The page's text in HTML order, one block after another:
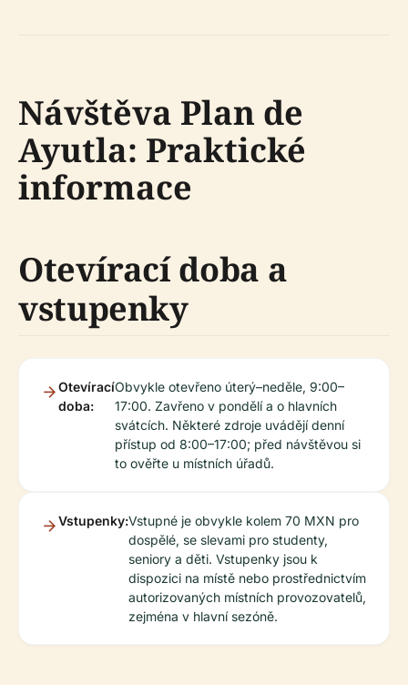
Návštěva Plan de
Ayutla: Praktické
informace
Otevírací doba a
vstupenky
Otevírací
doba:
Obvykle otevřeno úterý–neděle, 9:00–
17:00. Zavřeno v pondělí a o hlavních
svátcích. Některé zdroje uvádějí denní
přístup od 8:00–17:00; před návštěvou si
to ověřte u místních úřadů.
Vstupenky:Vstupné je obvykle kolem 70 MXN pro
dospělé, se slevami pro studenty,
seniory a děti. Vstupenky jsou k
dispozici na místě nebo prostřednictvím
autorizovaných místních provozovatelů,
zejména v hlavní sezóně.